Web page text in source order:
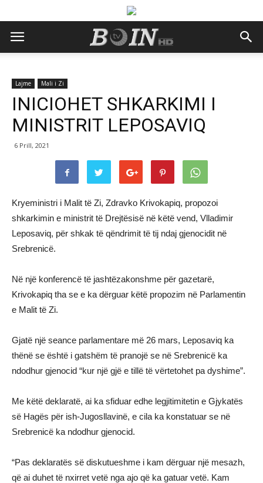
Lajme Mali i Zi
INICIOHET SHKARKIMI I
MINISTRIT LEPOSAVIQ
6 Prill, 2021
Kryeministri i Malit të Zi, Zdravko Krivokapiq, propozoi
shkarkimin e ministrit të Drejtësisë në këtë vend, Vlladimir
Leposaviq, për shkak të qëndrimit të tij ndaj gjenocidit në
Srebrenicë.
Në një konferencë të jashtëzakonshme për gazetarë,
Krivokapiq tha se e ka dërguar këtë propozim në Parlamentin
e Malit të Zi.
Gjatë një seance parlamentare më 26 mars, Leposaviq ka
thënë se është i gatshëm të pranojë se në Srebrenicë ka
ndodhur gjenocid “kur një gjë e tillë të vërtetohet pa dyshime”.
Me këtë deklaratë, ai ka sfiduar edhe legjitimitetin e Gjykatës
së Hagës për ish-Jugosllavinë, e cila ka konstatuar se në
Srebrenicë ka ndodhur gjenocid.
“Pas deklaratës së diskutueshme i kam dërguar një mesazh,
që ai duhet të nxirret vetë nga ajo që ka gatuar vetë. Kam